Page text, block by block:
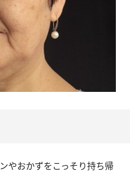
やおかずをこっそり持ち帰